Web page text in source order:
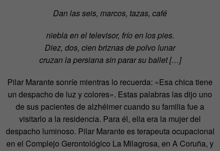
Dan las seis, marcos, tazas, café
niebla en el televisor, frío en los pies.
Diez, dos, cien briznas de polvo lunar
cruzan la persiana sin parar su ballet […]
Pilar Marante sonríe mientras lo recuerda: «Esa chica tiene
un despacho de luz y colores». Estas palabras las dijo uno
de sus pacientes de alzhéimer cuando su familia fue a
visitarlo a la residencia. Para él, ella era la mujer del
despacho luminoso. Pilar Marante es terapeuta ocupacional
en el Complejo Gerontológico La Milagrosa, en A Coruña, y